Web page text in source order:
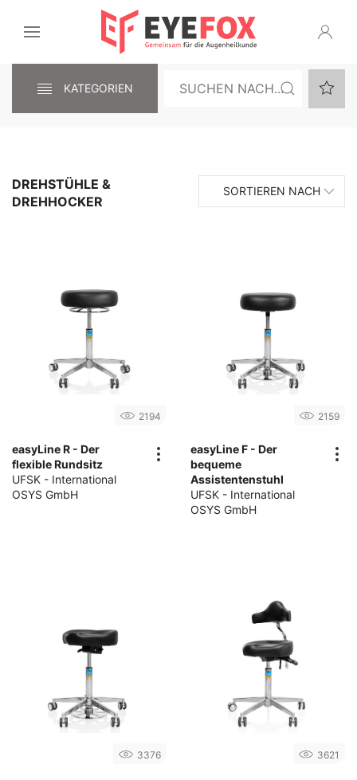
KATEGORIEN
DREHSTÜHLE &
DREHHOCKER
SORTIEREN NACH
2194
easyLine R - Der
flexible Rundsitz
UFSK - International
OSYS GmbH
2159
easyLine F - Der
bequeme
Assistentenstuhl
UFSK - International
OSYS GmbH
3376 3621